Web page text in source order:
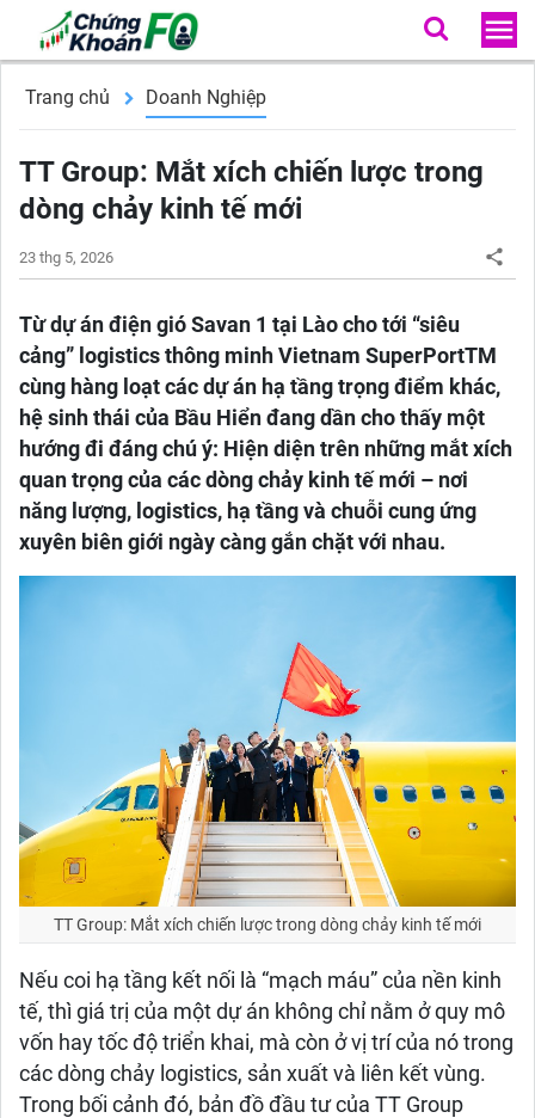
Trang chủ Doanh Nghiệp
TT Group: Mắt xích chiến lược trong
dòng chảy kinh tế mới
23 thg 5, 2026
Từ dự án điện gió Savan 1 tại Lào cho tới “siêu
cảng” logistics thông minh Vietnam SuperPortTM
cùng hàng loạt các dự án hạ tầng trọng điểm khác,
hệ sinh thái của Bầu Hiển đang dần cho thấy một
hướng đi đáng chú ý: Hiện diện trên những mắt xích
quan trọng của các dòng chảy kinh tế mới – nơi
năng lượng, logistics, hạ tầng và chuỗi cung ứng
xuyên biên giới ngày càng gắn chặt với nhau.
TT Group: Mắt xích chiến lược trong dòng chảy kinh tế mới
Nếu coi hạ tầng kết nối là “mạch máu” của nền kinh
tế, thì giá trị của một dự án không chỉ nằm ở quy mô
vốn hay tốc độ triển khai, mà còn ở vị trí của nó trong
các dòng chảy logistics, sản xuất và liên kết vùng.
Trong bối cảnh đó, bản đồ đầu tư của TT Group